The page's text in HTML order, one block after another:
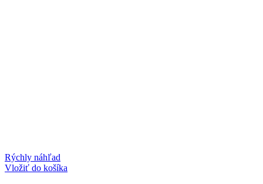
Rýchly náhľad
Vložiť do košíka